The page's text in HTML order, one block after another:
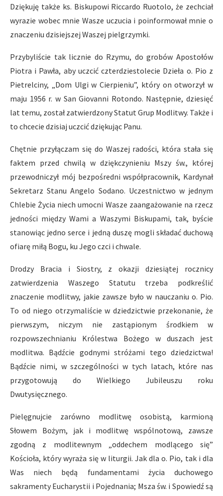
Dziękuję także ks. Biskupowi Riccardo Ruotolo, że zechciał
wyrazie wobec mnie Wasze uczucia i poinformował mnie o
znaczeniu dzisiejszej Waszej pielgrzymki.
Przybyliście tak licznie do Rzymu, do grobów Apostołów
Piotra i Pawła, aby uczcić czterdziestolecie Dzieła o. Pio z
Pietrelciny, „Dom Ulgi w Cierpieniu”, który on otworzył w
maju 1956 r. w San Giovanni Rotondo. Następnie, dziesięć
lat temu, został zatwierdzony Statut Grup Modlitwy. Także i
to chcecie dzisiaj uczcić dziękując Panu.
Chętnie przyłączam się do Waszej radości, która stała się
faktem przed chwilą w dziękczynieniu Mszy św., której
przewodniczył mój bezpośredni współpracownik, Kardynał
Sekretarz Stanu Angelo Sodano. Uczestnictwo w jednym
Chlebie Życia niech umocni Wasze zaangażowanie na rzecz
jedności między Wami a Waszymi Biskupami, tak, byście
stanowiąc jedno serce i jedną duszę mogli składać duchową
ofiarę miłą Bogu, ku Jego czci i chwale.
Drodzy Bracia i Siostry, z okazji dziesiątej rocznicy
zatwierdzenia Waszego Statutu trzeba podkreślić
znaczenie modlitwy, jakie zawsze było w nauczaniu o. Pio.
To od niego otrzymaliście w dziedzictwie przekonanie, że
pierwszym, niczym nie zastąpionym środkiem w
rozpowszechnianiu Królestwa Bożego w duszach jest
modlitwa. Bądźcie godnymi stróżami tego dziedzictwa!
Bądźcie nimi, w szczególności w tych latach, które nas
przygotowują do Wielkiego Jubileuszu roku
Dwutysięcznego.
Pielęgnujcie zarówno modlitwę osobistą, karmioną
Słowem Bożym, jak i modlitwę wspólnotową, zawsze
zgodną z modlitewnym „oddechem modlącego się”
Kościoła, który wyraża się w liturgii. Jak dla o. Pio, tak i dla
Was niech będą fundamentami życia duchowego
sakramenty Eucharystii i Pojednania; Msza św. i Spowiedź są